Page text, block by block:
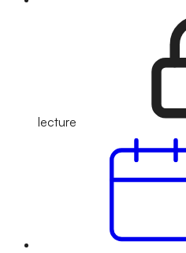
lecture